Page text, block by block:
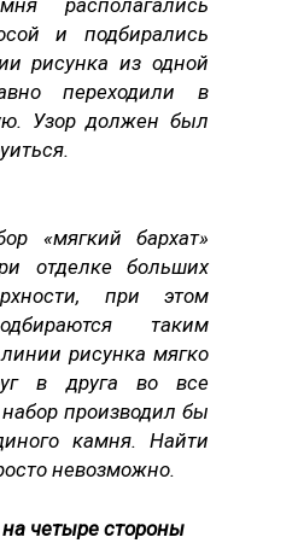
и подбирались
рисунка из одной
переходили в
Узор должен был
«мягкий бархат»
отделке больших
при этом
таким
рисунка мягко
в друга во все
производил бы
камня. Найти
невозможно.
четыре стороны